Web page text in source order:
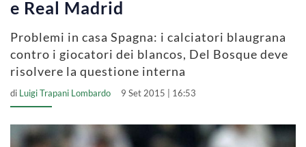
e Real Madrid
Problemi in casa Spagna: i calciatori blaugrana
contro i giocatori dei blancos, Del Bosque deve
risolvere la questione interna
di Luigi Trapani Lombardo 9 Set 2015 | 16:53